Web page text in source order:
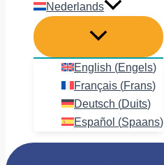
Nederlands
English (Engels)
Français (Frans)
Deutsch (Duits)
Español (Spaans)